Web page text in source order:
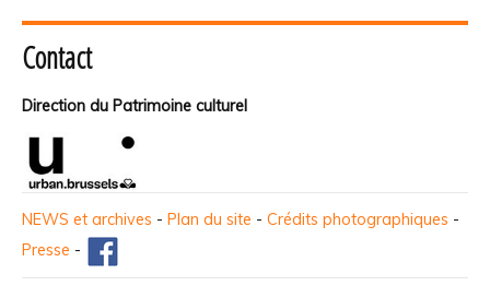
Contact
Direction du Patrimoine culturel
NEWS et archives - Plan du site - Crédits photographiques -
Presse -